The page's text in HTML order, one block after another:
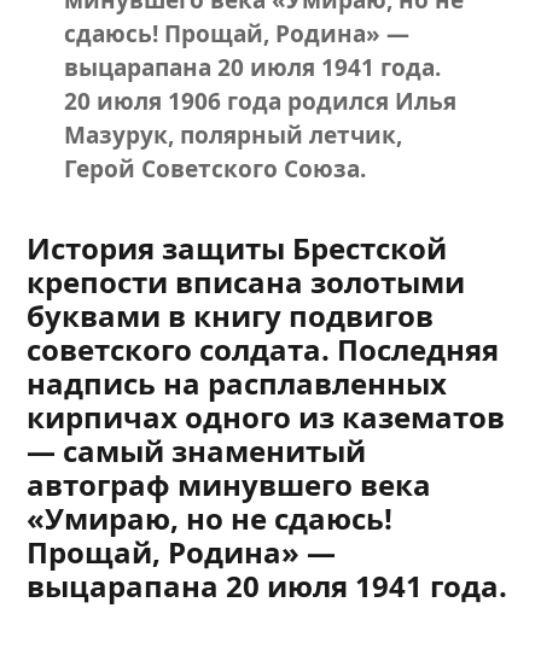
сдаюсь! Прощай, Родина» —
выцарапана 20 июля 1941 года.
20 июля 1906 года родился Илья
Мазурук, полярный летчик,
Герой Советского Союза.
История защиты Брестской
крепости вписана золотыми
буквами в книгу подвигов
советского солдата. Последняя
надпись на расплавленных
кирпичах одного из казематов
— самый знаменитый
автограф минувшего века
«Умираю, но не сдаюсь!
Прощай, Родина» —
выцарапана 20 июля 1941 года.